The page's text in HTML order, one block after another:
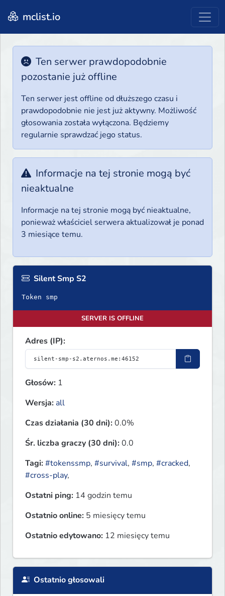
mclist.io
Ten serwer prawdopodobnie
pozostanie już offline
Ten serwer jest offline od dłuższego czasu i
prawdopodobnie nie jest już aktywny. Możliwość
głosowania została wyłączona. Będziemy
regularnie sprawdzać jego status.
Informacje na tej stronie mogą być
nieaktualne
Informacje na tej stronie mogą być nieaktualne,
ponieważ właściciel serwera aktualizował je ponad
3 miesiące temu.
Silent Smp S2
Token smp
SERVER IS OFFLINE
Adres (IP):
Głosów: 1
Wersja: all
Czas działania (30 dni):0.0%
Śr. liczba graczy (30 dni):0.0
Tagi:#tokenssmp, #survival, #smp, #cracked,
#cross-play,
Ostatni ping: 14 godzin temu
Ostatnio online: 5 miesięcy temu
Ostatnio edytowano: 12 miesięcy temu
Ostatnio głosowali